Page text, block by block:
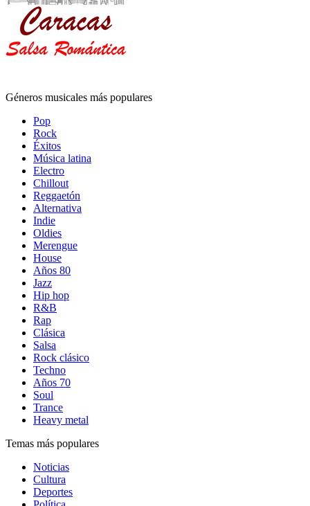
Géneros musicales más populares
Pop
Rock
Éxitos
Música latina
Electro
Chillout
Reggaetón
Alternativa
Indie
Oldies
Merengue
House
Años 80
Jazz
Hip hop
R&B
Rap
Clásica
Salsa
Rock clásico
Techno
Años 70
Soul
Trance
Heavy metal
Temas más populares
Noticias
Cultura
Deportes